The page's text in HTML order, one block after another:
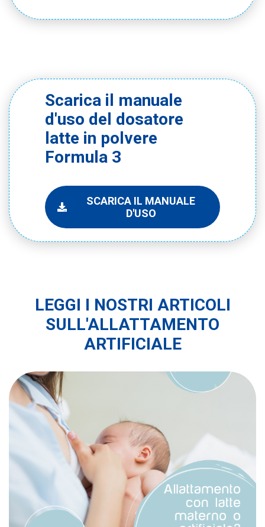
Scarica il manuale
d'uso del dosatore
latte in polvere
Formula 3
SCARICA IL MANUALE
D'USO
LEGGI I NOSTRI ARTICOLI
SULL'ALLATTAMENTO
ARTIFICIALE